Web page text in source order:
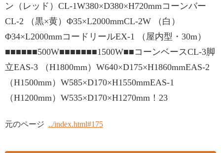
ン（レッド）CL-1W380×D380×H720mmコーンバー
CL-2 （黒×黄）Φ35×L2000mmCL-2W （白）
Φ34×L2000mmコードリールEX-1 （屋内型・30m）
■■■■■■500W■■■■■■■1500W■■コーンベースCL-3脚
立EAS-3 （H1800mm）W640×D175×H1860mmEAS-2
（H1500mm）W585×D170×H1550mmEAS-1
（H1200mm）W535×D170×H1270mm！23
元のページ ../index.html#175